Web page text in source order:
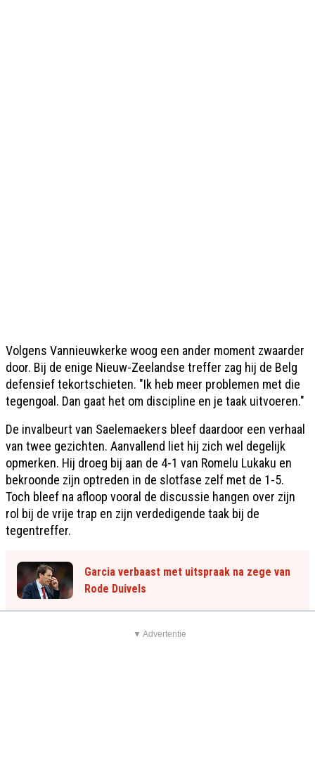
Volgens Vannieuwkerke woog een ander moment zwaarder
door. Bij de enige Nieuw-Zeelandse treffer zag hij de Belg
defensief tekortschieten. "Ik heb meer problemen met die
tegengoal. Dan gaat het om discipline en je taak uitvoeren."
De invalbeurt van Saelemaekers bleef daardoor een verhaal
van twee gezichten. Aanvallend liet hij zich wel degelijk
opmerken. Hij droeg bij aan de 4-1 van Romelu Lukaku en
bekroonde zijn optreden in de slotfase zelf met de 1-5.
Toch bleef na afloop vooral de discussie hangen over zijn
rol bij de vrije trap en zijn verdedigende taak bij de
tegentreffer.
Garcia verbaast met uitspraak na zege van
Rode Duivels
▼ Advertentie